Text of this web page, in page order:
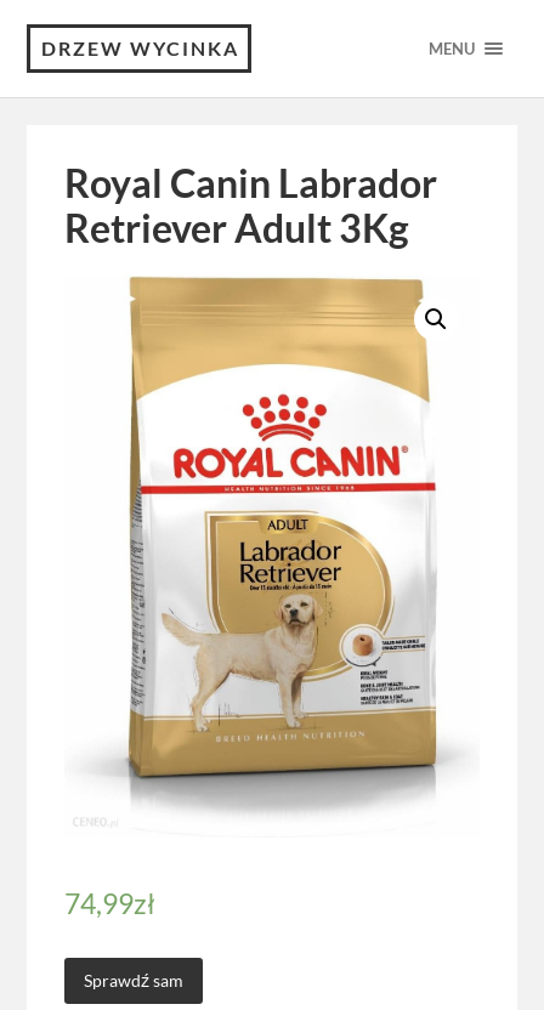
DRZEW WYCINKA MENU
Royal Canin Labrador
Retriever Adult 3Kg
74,99zł
Sprawdź sam